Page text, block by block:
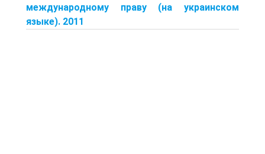
международному праву (на украинском
языке). 2011